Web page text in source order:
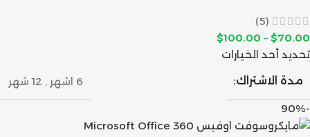
(5)
$70.00
–
$100.00
تحديد أحد الخيارات
مدة الاشتراك:
6 اشهر , 12 شهر
-90%